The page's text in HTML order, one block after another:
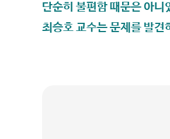
단순히 불편함 때문은 아니
최승호 교수는 문제를 발